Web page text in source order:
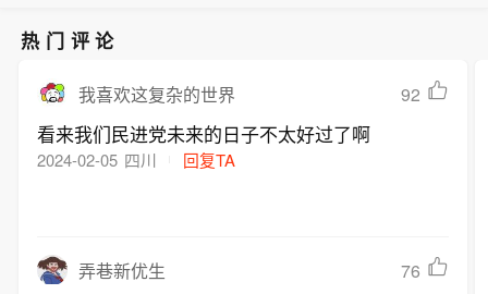
热门评论
我喜欢这复杂的世界 92
看来我们民进党未来的日子不太好过了啊
2024-02-05 四川 回复TA
弄巷新优生 76